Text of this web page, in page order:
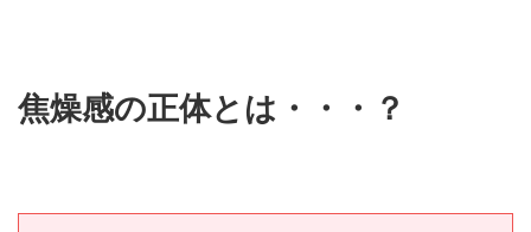
焦燥感の正体とは・・・？